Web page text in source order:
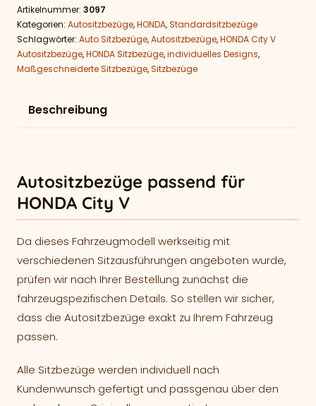
Artikelnummer: 3097
Kategorien: Autositzbezüge,HONDA,Standardsitzbezüge
Schlagwörter: Auto Sitzbezüge,Autositzbezüge,HONDA City V
Autositzbezüge,HONDA Sitzbezüge,individuelles Designs,
Maßgeschneiderte Sitzbezüge,Sitzbezüge
Beschreibung
Autositzbezüge passend für
HONDA City V
Da dieses Fahrzeugmodell werkseitig mit
verschiedenen Sitzausführungen angeboten wurde,
prüfen wir nach Ihrer Bestellung zunächst die
fahrzeugspezifischen Details. So stellen wir sicher,
dass die Autositzbezüge exakt zu Ihrem Fahrzeug
passen.
Alle Sitzbezüge werden individuell nach
Kundenwunsch gefertigt und passgenau über den